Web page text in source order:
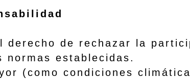
de rechazar la
normas establecidas.
(como condiciones